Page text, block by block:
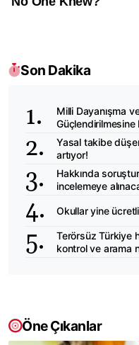
Son Dakika
Milli Dayanışma
Güçlendirilmesine
Yasal takibe
artıyor!
Hakkında
incelemeye
Okullar yine
Terörsüz Türkiye
kontrol ve arama
Öne Çıkanlar